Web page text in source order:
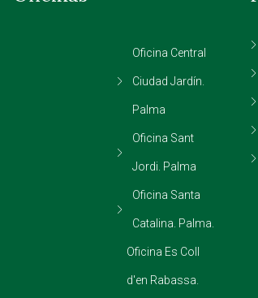
Oficina Central
Ciudad Jardín.
Palma
Oficina Sant
Jordi. Palma
Oficina Santa
Catalina. Palma.
Oficina Es Coll
d'en Rabassa.